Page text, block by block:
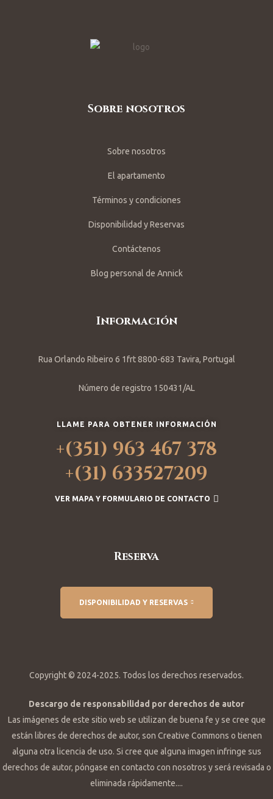
Sobre nosotros
Sobre nosotros
El apartamento
Términos y condiciones
Disponibilidad y Reservas
Contáctenos
Blog personal de Annick
Información
Rua Orlando Ribeiro 6 1frt 8800-683 Tavira, Portugal
Número de registro 150431/AL
LLAME PARA OBTENER INFORMACIÓN
+(351) 963 467 378
+(31) 633527209
VER MAPA Y FORMULARIO DE CONTACTO
Reserva
DISPONIBILIDAD Y RESERVAS
Copyright © 2024-2025. Todos los derechos reservados.
Descargo de responsabilidad por derechos de autor
Las imágenes de este sitio web se utilizan de buena fe y se cree que
están libres de derechos de autor, son Creative Commons o tienen
alguna otra licencia de uso. Si cree que alguna imagen infringe sus
derechos de autor, póngase en contacto con nosotros y será revisada o
eliminada rápidamente....